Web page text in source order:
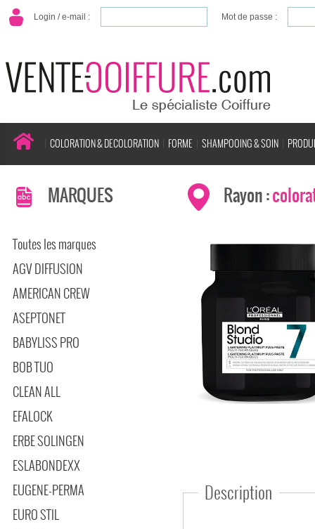
Login / e-mail : Mot de passe :
COLORATION & DECOLORATION FORME SHAMPOOING & SOIN
MARQUES
Toutes les marques
AGV DIFFUSION
AMERICAN CREW
ASEPTONET
BABYLISS PRO
BOB TUO
CLEAN ALL
EFALOCK
ERBE SOLINGEN
ESLABONDEXX
EUGENE-PERMA
EURO STIL
Rayon :
Description